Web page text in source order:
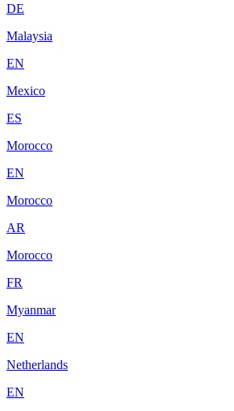
DE
Malaysia
EN
Mexico
ES
Morocco
EN
Morocco
AR
Morocco
FR
Myanmar
EN
Netherlands
EN